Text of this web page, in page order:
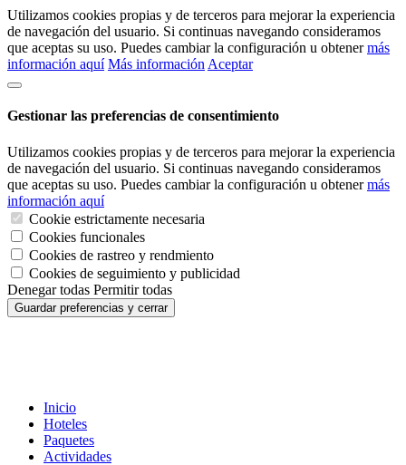
Utilizamos cookies propias y de terceros para mejorar la experiencia
de navegación del usuario. Si continuas navegando consideramos
que aceptas su uso. Puedes cambiar la configuración u obtenermás
información aquí Más información Aceptar
Gestionar las preferencias de consentimiento
Utilizamos cookies propias y de terceros para mejorar la experiencia
de navegación del usuario. Si continuas navegando consideramos
que aceptas su uso. Puedes cambiar la configuración u obtenermás
información aquí
Cookie estrictamente necesaria
Cookies funcionales
Cookies de rastreo y rendmiento
Cookies de seguimiento y publicidad
Denegar todas Permitir todas
Guardar preferencias y cerrar
Inicio
Hoteles
Paquetes
Actividades